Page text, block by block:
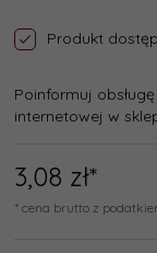
Produkt
Poinformuj
internetowej w
3,08 zł*
* cena brutto z